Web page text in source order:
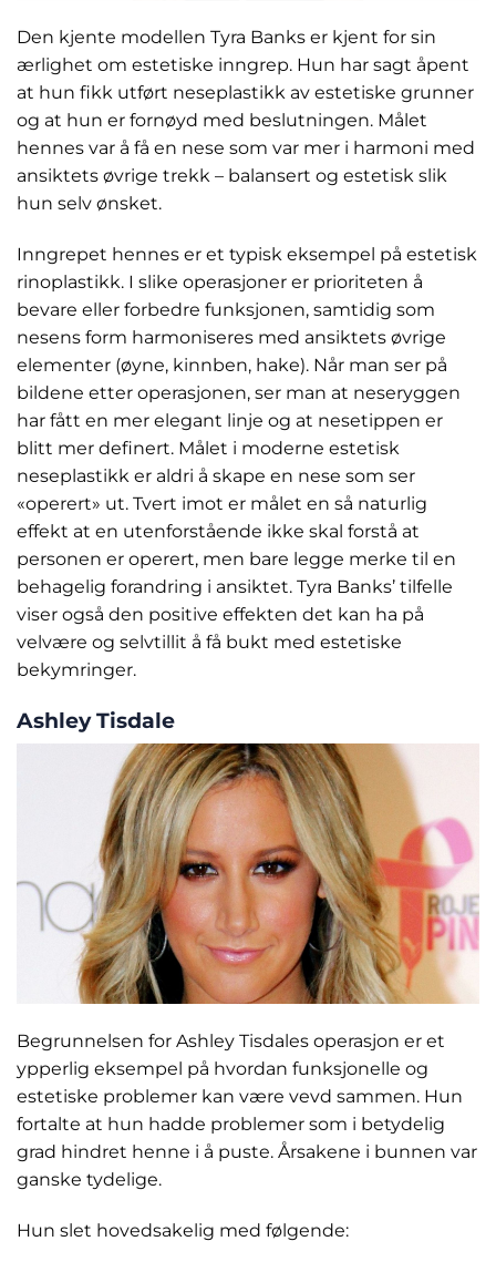
Den kjente modellen Tyra Banks er kjent for sin
ærlighet om estetiske inngrep. Hun har sagt åpent
at hun fikk utført neseplastikk av estetiske grunner
og at hun er fornøyd med beslutningen. Målet
hennes var å få en nese som var mer i harmoni med
ansiktets øvrige trekk – balansert og estetisk slik
hun selv ønsket.
Inngrepet hennes er et typisk eksempel på estetisk
rinoplastikk. I slike operasjoner er prioriteten å
bevare eller forbedre funksjonen, samtidig som
nesens form harmoniseres med ansiktets øvrige
elementer (øyne, kinnben, hake). Når man ser på
bildene etter operasjonen, ser man at neseryggen
har fått en mer elegant linje og at nesetippen er
blitt mer definert. Målet i moderne estetisk
neseplastikk er aldri å skape en nese som ser
«operert» ut. Tvert imot er målet en så naturlig
effekt at en utenforstående ikke skal forstå at
personen er operert, men bare legge merke til en
behagelig forandring i ansiktet. Tyra Banks’ tilfelle
viser også den positive effekten det kan ha på
velvære og selvtillit å få bukt med estetiske
bekymringer.
Ashley Tisdale
Begrunnelsen for Ashley Tisdales operasjon er et
ypperlig eksempel på hvordan funksjonelle og
estetiske problemer kan være vevd sammen. Hun
fortalte at hun hadde problemer som i betydelig
grad hindret henne i å puste. Årsakene i bunnen var
ganske tydelige.
Hun slet hovedsakelig med følgende: